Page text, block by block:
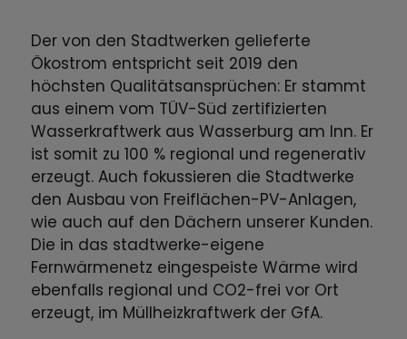
Der von den Stadtwerken gelieferte
Ökostrom entspricht seit 2019 den
höchsten Qualitätsansprüchen: Er stammt
aus einem vom TÜV-Süd zertifizierten
Wasserkraftwerk aus Wasserburg am Inn. Er
ist somit zu 100 % regional und regenerativ
erzeugt. Auch fokussieren die Stadtwerke
den Ausbau von Freiflächen-PV-Anlagen,
wie auch auf den Dächern unserer Kunden.
Die in das stadtwerke-eigene
Fernwärmenetz eingespeiste Wärme wird
ebenfalls regional und CO2-frei vor Ort
erzeugt, im Müllheizkraftwerk der GfA.